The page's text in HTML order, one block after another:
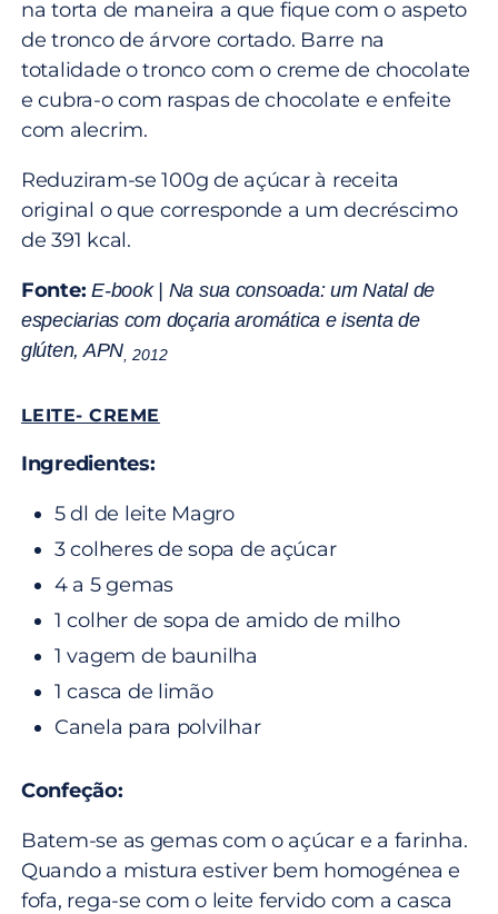
na torta de maneira a que fique com o aspeto
de tronco de árvore cortado. Barre na
totalidade o tronco com o creme de chocolate
e cubra-o com raspas de chocolate e enfeite
com alecrim.
Reduziram-se 100g de açúcar à receita
original o que corresponde a um decréscimo
de 391 kcal.
Fonte: E-book | Na sua consoada: um Natal de
especiarias com doçaria aromática e isenta de
glúten, APN, 2012
LEITE- CREME
Ingredientes:
5 dl de leite Magro
3 colheres de sopa de açúcar
4 a 5 gemas
1 colher de sopa de amido de milho
1 vagem de baunilha
1 casca de limão
Canela para polvilhar
Confeção:
Batem-se as gemas com o açúcar e a farinha.
Quando a mistura estiver bem homogénea e
fofa, rega-se com o leite fervido com a casca